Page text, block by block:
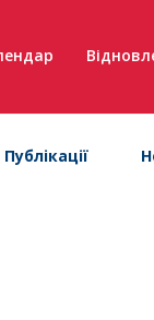
Публікації